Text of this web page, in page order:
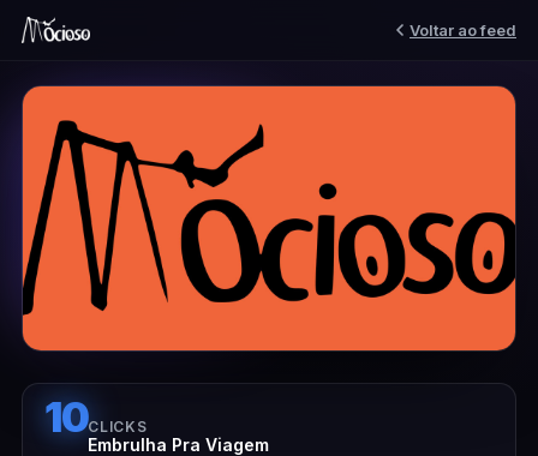
Voltar ao feed
10CLICKS
Embrulha Pra Viagem